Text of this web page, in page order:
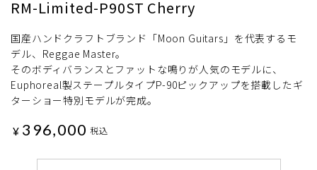
RM-Limited-P90ST Cherry
国産ハンドクラフトブランド「Moon Guitars」を代表するモ
デル、Reggae Master。
そのボディバランスとファットな鳴りが人気のモデルに、
Euphoreal製ステープルタイプP-90ピックアップを搭載したギ
ターショー特別モデルが完成。
¥ 396,000 税込